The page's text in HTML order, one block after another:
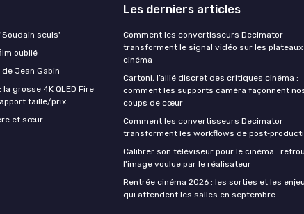
seuls'
oublié
Jean Gabin
la grosse 4K QLED Fire
taille/prix
et sœur
Les derniers articles
Comment les convertisseurs Decimator
transforment le signal vidéo sur les plateaux
cinéma
Cartoni, l’allié discret des critiques cinéma :
comment les supports caméra façonnent
coups de cœur
Comment les convertisseurs Decimator
transforment les workflows de
Calibrer son téléviseur pour le cinéma :
l'image voulue par le réalisateur
Rentrée cinéma 2026 : les sorties et les
qui attendent les salles en septembre